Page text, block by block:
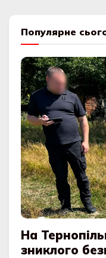
Популярне
На
зниклого